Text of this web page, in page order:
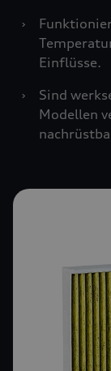
›
Einflüsse.
›
Sind
Modellen